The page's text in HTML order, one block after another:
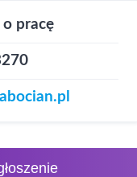
o pracę